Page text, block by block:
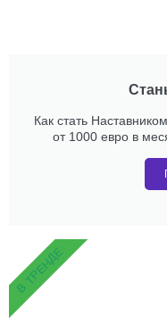
Как стать
от 1000 евро в
В ТРЕНДЕ